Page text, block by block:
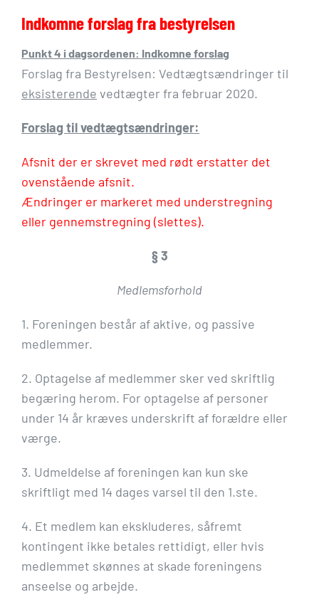
Indkomne forslag fra bestyrelsen
Punkt 4 i dagsordenen: Indkomne forslag
Forslag fra Bestyrelsen: Vedtægtsændringer til
eksisterende vedtægter fra februar 2020.
Forslag til vedtægtsændringer:
Afsnit der er skrevet med rødt erstatter det
ovenstående afsnit.
Ændringer er markeret med understregning
eller gennemstregning (slettes).
§ 3
Medlemsforhold
1. Foreningen består af aktive, og passive
medlemmer.
2. Optagelse af medlemmer sker ved skriftlig
begæring herom. For optagelse af personer
under 14 år kræves underskrift af forældre eller
værge.
3. Udmeldelse af foreningen kan kun ske
skriftligt med 14 dages varsel til den 1.ste.
4. Et medlem kan ekskluderes, såfremt
kontingent ikke betales rettidigt, eller hvis
medlemmet skønnes at skade foreningens
anseelse og arbejde.